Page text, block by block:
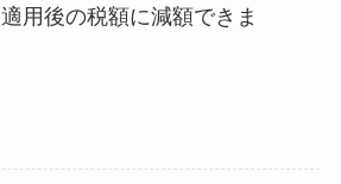
用後の税額に減額できま